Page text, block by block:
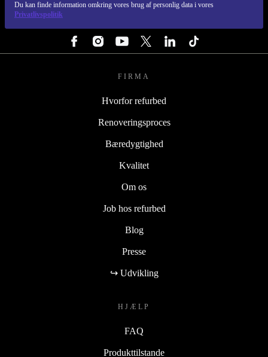
Du kan finde information omkring vores brug af personlig data i vores
Privatlivspolitik
FIRMA
Hvorfor refurbed
Renoveringsproces
Bæredygtighed
Kvalitet
Om os
Job hos refurbed
Blog
Presse
↪ Udvikling
HJÆLP
FAQ
Produkttilstande